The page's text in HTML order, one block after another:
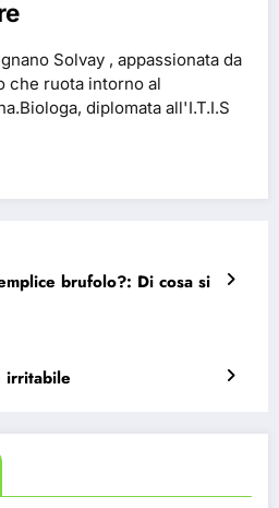
Solvay , appassionata da
che ruota intorno al
diplomata all'I.T.I.S
brufolo?: Di cosa si
irritabile